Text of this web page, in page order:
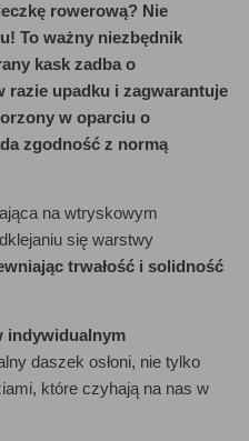
rowerową? Nie
To ważny niezbędnik
kask zadba o
razie upadku i zagwarantuje
w oparciu o
zgodność z normą
na wtryskowym
się warstwy
trwałość i solidność
indywidualnym
daszek osłoni, nie tylko
które czyhają na nas w